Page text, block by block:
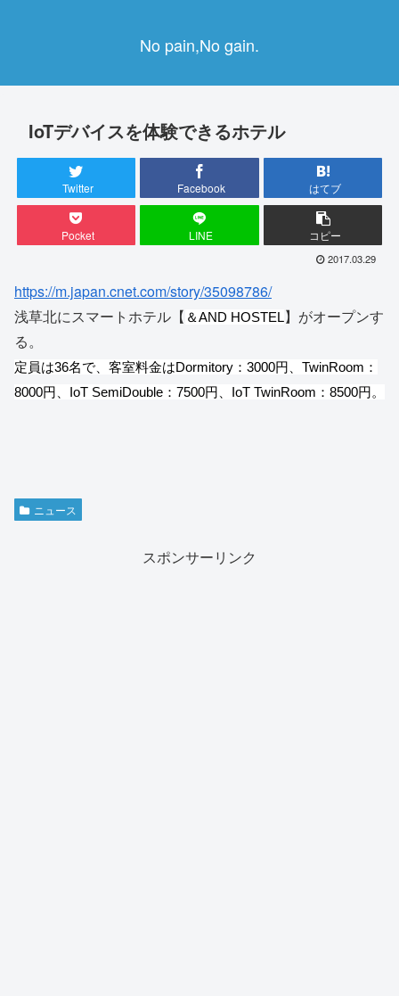
No pain,No gain.
IoTデバイスを体験できるホテル
Twitter Facebook はてブ
Pocket LINE コピー
2017.03.29
https://m.japan.cnet.com/story/35098786/
浅草北にスマートホテル【 ＆AND HOSTEL】がオープンす
る。
定員は36名で、客室料金はDormitory：3000円、TwinRoom：
8000円、IoT SemiDouble：7500円、IoT TwinRoom：8500円。
ニュース
スポンサーリンク